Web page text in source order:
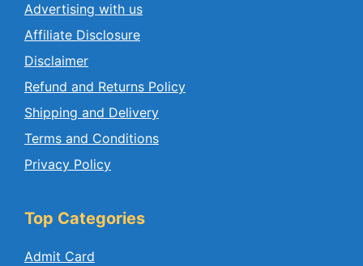
Advertising with us
Affiliate Disclosure
Disclaimer
Refund and Returns Policy
Shipping and Delivery
Terms and Conditions
Privacy Policy
Top Categories
Admit Card